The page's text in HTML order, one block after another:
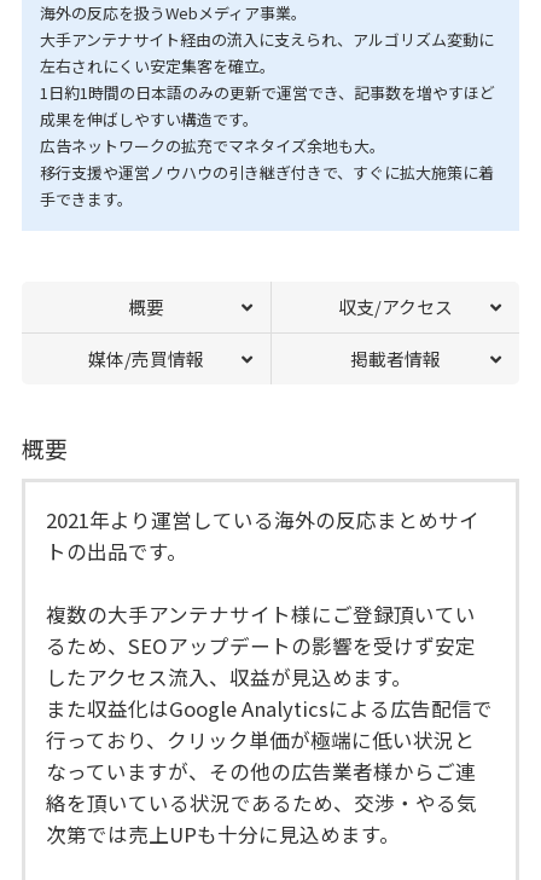
海外の反応を扱うWebメディア事業。
大手アンテナサイト経由の流入に支えられ、アルゴリズム変動に
左右されにくい安定集客を確立。
1日約1時間の日本語のみの更新で運営でき、記事数を増やすほど
成果を伸ばしやすい構造です。
広告ネットワークの拡充でマネタイズ余地も大。
移行支援や運営ノウハウの引き継ぎ付きで、すぐに拡大施策に着
手できます。
概要 収支/アクセス
媒体/売買情報 掲載者情報
概要
2021年より運営している海外の反応まとめサイ
トの出品です。
複数の大手アンテナサイト様にご登録頂いてい
るため、SEOアップデートの影響を受けず安定
したアクセス流入、収益が見込めます。
また収益化はGoogle Analyticsによる広告配信で
行っており、クリック単価が極端に低い状況と
なっていますが、その他の広告業者様からご連
絡を頂いている状況であるため、交渉・やる気
次第では売上UPも十分に見込めます。